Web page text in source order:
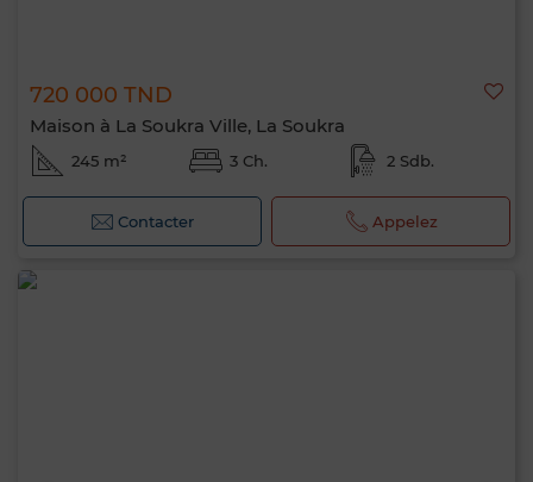
720 000 TND
Maison à La Soukra Ville, La Soukra
245 m² 3 Ch. 2 Sdb.
Contacter Appelez